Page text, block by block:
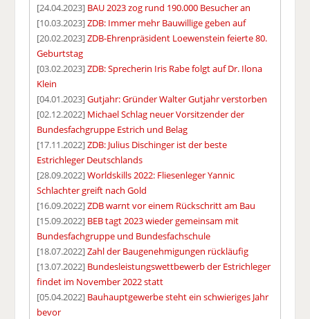
[24.04.2023] BAU 2023 zog rund 190.000 Besucher an
[10.03.2023]ZDB: Immer mehr Bauwillige geben auf
[20.02.2023]ZDB-Ehrenpräsident Loewenstein feierte 80.
Geburtstag
[03.02.2023]ZDB: Sprecherin Iris Rabe folgt auf Dr. Ilona
Klein
[04.01.2023]Gutjahr: Gründer Walter Gutjahr verstorben
[02.12.2022] Michael Schlag neuer Vorsitzender der
Bundesfachgruppe Estrich und Belag
[17.11.2022]ZDB: Julius Dischinger ist der beste
Estrichleger Deutschlands
[28.09.2022]Worldskills 2022: Fliesenleger Yannic
Schlachter greift nach Gold
[16.09.2022]ZDB warnt vor einem Rückschritt am Bau
[15.09.2022] BEB tagt 2023 wieder gemeinsam mit
Bundesfachgruppe und Bundesfachschule
[18.07.2022]Zahl der Baugenehmigungen rückläufig
[13.07.2022] Bundesleistungswettbewerb der Estrichleger
findet im November 2022 statt
[05.04.2022] Bauhauptgewerbe steht ein schwieriges Jahr
bevor